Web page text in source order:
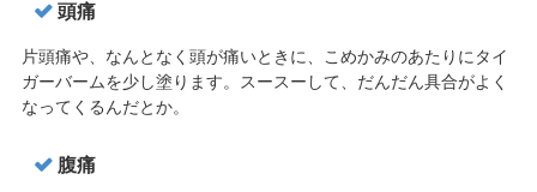
頭痛
片頭痛や、なんとなく頭が痛いときに、こめかみのあたりにタイ
ガーバームを少し塗ります。スースーして、だんだん具合がよく
なってくるんだとか。
腹痛